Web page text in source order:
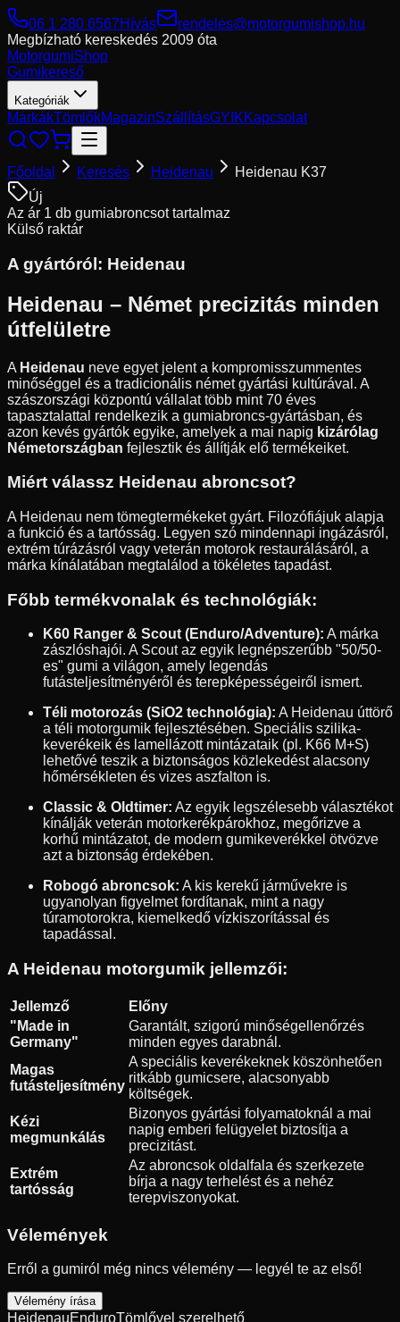
06 1 280 6567Hívás
rendeles@motorgumishop.hu
Megbízható kereskedés 2009 óta
MotorgumiShop
Gumikereső
Kategóriák
MárkákTömlőkMagazinSzállításGYIKKapcsolat
Főoldal Keresés Heidenau
Heidenau K37
Új
Az ár 1 db gumiabroncsot tartalmaz
Külső raktár
A gyártóról: Heidenau
Heidenau – Német precizitás minden
útfelületre
A Heidenau neve egyet jelent a kompromisszummentes
minőséggel és a tradicionális német gyártási kultúrával. A
szászországi központú vállalat több mint 70 éves
tapasztalattal rendelkezik a gumiabroncs-gyártásban, és
azon kevés gyártók egyike, amelyek a mai napig kizárólag
Németországban fejlesztik és állítják elő termékeiket.
Miért válassz Heidenau abroncsot?
A Heidenau nem tömegtermékeket gyárt. Filozófiájuk alapja
a funkció és a tartósság. Legyen szó mindennapi ingázásról,
extrém túrázásról vagy veterán motorok restaurálásáról, a
márka kínálatában megtalálod a tökéletes tapadást.
Főbb termékvonalak és technológiák:
K60 Ranger & Scout (Enduro/Adventure): A márka
zászlóshajói. A Scout az egyik legnépszerűbb "50/50-
es" gumi a világon, amely legendás
futásteljesítményéről és terepképességeiről ismert.
Téli motorozás (SiO2 technológia): A Heidenau úttörő
a téli motorgumik fejlesztésében. Speciális szilika-
keverékeik és lamellázott mintázataik (pl. K66 M+S)
lehetővé teszik a biztonságos közlekedést alacsony
hőmérsékleten és vizes aszfalton is.
Classic & Oldtimer: Az egyik legszélesebb választékot
kínálják veterán motorkerékpárokhoz, megőrizve a
korhű mintázatot, de modern gumikeverékkel ötvözve
azt a biztonság érdekében.
Robogó abroncsok: A kis kerekű járművekre is
ugyanolyan figyelmet fordítanak, mint a nagy
túramotorokra, kiemelkedő vízkiszorítással és
tapadással.
A Heidenau motorgumik jellemzői:
Jellemző
Előny
"Made in
Germany"
Garantált, szigorú minőségellenőrzés
minden egyes darabnál.
Magas
futásteljesítmény
A speciális keverékeknek köszönhetően
ritkább gumicsere, alacsonyabb
költségek.
Kézi
megmunkálás
Bizonyos gyártási folyamatoknál a mai
napig emberi felügyelet biztosítja a
precizitást.
Extrém
tartósság
Az abroncsok oldalfala és szerkezete
bírja a nagy terhelést és a nehéz
terepviszonyokat.
Vélemények
Erről a gumiról még nincs vélemény — legyél te az első!
Vélemény írása
HeidenauEnduroTömlővel szerelhető